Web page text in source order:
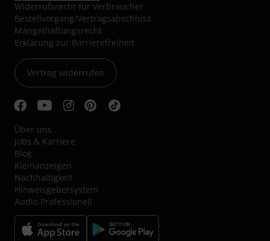
Widerrufsrecht für Verbraucher
Bestellvorgang/Vertragsabschluss
Mängelhaftungsrecht
Erklärung zur Barrierefreiheit
Vertrag widerrufen
Über uns
Jobs & Karriere
Blog
Kleinanzeigen
Nachhaltigkeit
Hinweisgebersystem
Audio Professionell